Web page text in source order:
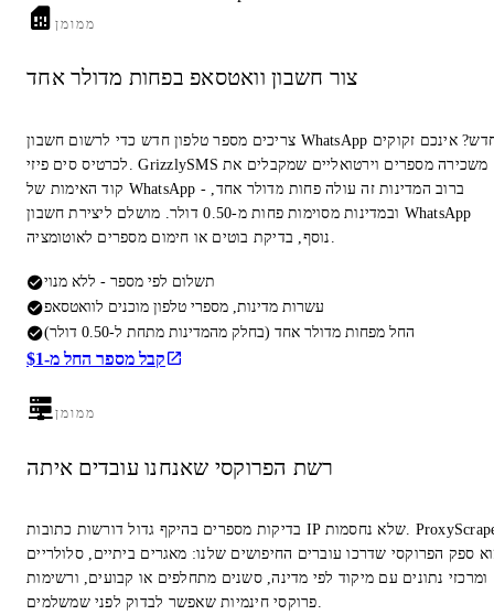
ממומן
צור חשבון וואטסאפ בפחות מדולר אחד
צריכים מספר טלפון חדש כדי לרשום חשבון WhatsApp חדש? אינכם זקוקים
לכרטיס סים פיזי. GrizzlySMS משכירה מספרים וירטואליים שמקבלים את
קוד האימות של WhatsApp - ברוב המדינות זה עולה פחות מדולר אחד,
ובמדינות מסוימות פחות מ-0.50 דולר. מושלם ליצירת חשבון WhatsApp
נוסף, בדיקת בוטים או חימום מספרים לאוטומציה.
תשלום לפי מספר - ללא מנוי
עשרות מדינות, מספרי טלפון מוכנים לוואטסאפ
החל מפחות מדולר אחד (בחלק מהמדינות מתחת ל-0.50 דולר)
קבל מספר החל מ-$1
ממומן
רשת הפרוקסי שאנחנו עובדים איתה
בדיקות מספרים בהיקף גדול דורשות כתובות IP שלא נחסמות. ProxyScrape
ספק הפרוקסי שדרכו עוברים החיפושים שלנו: מאגרים ביתיים, סלולריים
ומרכזי נתונים עם מיקוד לפי מדינה, סשנים מתחלפים או קבועים, ורשימות
פרוקסי חינמיות שאפשר לבדוק לפני שמשלמים.